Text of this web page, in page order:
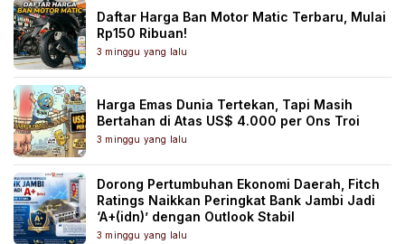
Daftar Harga Ban Motor Matic Terbaru, Mulai
Rp150 Ribuan!
3 minggu yang lalu
Harga Emas Dunia Tertekan, Tapi Masih
Bertahan di Atas US$ 4.000 per Ons Troi
3 minggu yang lalu
Dorong Pertumbuhan Ekonomi Daerah, Fitch
Ratings Naikkan Peringkat Bank Jambi Jadi
‘A+(idn)’ dengan Outlook Stabil
3 minggu yang lalu